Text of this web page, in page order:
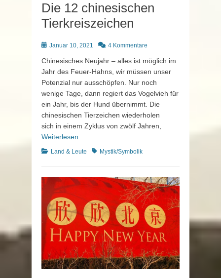
Die 12 chinesischen
Tierkreiszeichen
Posted
Januar 10, 2021 4 Kommentare
Chinesisches Neujahr – alles ist möglich im
Jahr des Feuer-Hahns, wir müssen unser
Potenzial nur ausschöpfen. Nur noch
wenige Tage, dann regiert das Vogelvieh für
ein Jahr, bis der Hund übernimmt. Die
chinesischen Tierzeichen wiederholen
sich in einem Zyklus von zwölf Jahren,
Weiterlesen …
Kategorien
Land & Leute Schlagworte
Mystik/Symbolik